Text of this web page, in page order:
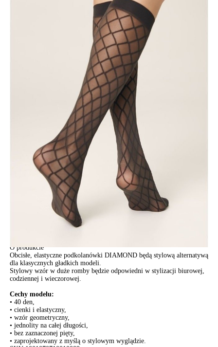
+
DODAJ DO KOSZYKA
Jak złożyć zamówienie
POWIADOM MNIE O DOSTĘPNOŚCI
ПОЛУЧИТЬ ПО EMAIL
darmowa od 99 zł
czas dostawy: 1-2 dni robocze
Paczkomaty InPost 24/7,
darmowa od 50 zł
czas dostawy: 1-2 dni robocze
Odbiór osobisty
w sklepie Conte (Łodz)
pn.- czw. 8:00 - 16:00, pt. 8:00 - 14:00
O produkcie
Obcisłe, elastyczne podkolanówki DIAMOND będą stylową alternatywą
dla klasycznych gładkich modeli.
Stylowy wzór w duże romby będzie odpowiedni w stylizacji biurowej,
codziennej i wieczorowej.
Cechy modelu:
• 40 den,
• cienki i elastyczny,
• wzór geometryczny,
• jednolity na całej długości,
• bez zaznaczonej pięty,
• zaprojektowany z myślą o stylowym wyglądzie.